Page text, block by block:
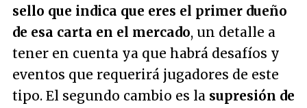
sello que indica que eres el primer dueño
de esa carta en el mercado, un detalle a
tener en cuenta ya que habrá desafíos y
eventos que requerirá jugadores de este
tipo. El segundo cambio es la supresión de